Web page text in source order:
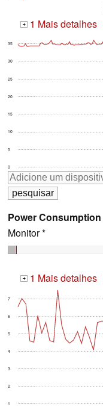
+ 1 Mais detalhes
0
5
10
15
20
25
30
35
Power Consumption
Monitor *
+ 1 Mais detalhes
1
2
3
4
5
6
7